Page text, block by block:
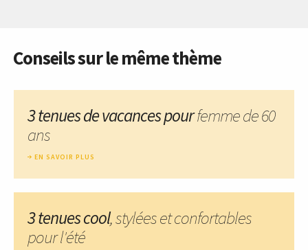
Conseils sur le même thème
3 tenues de vacances pourfemme de 60
ans
EN SAVOIR PLUS
3 tenues cool, stylées et confortables
pour l'été